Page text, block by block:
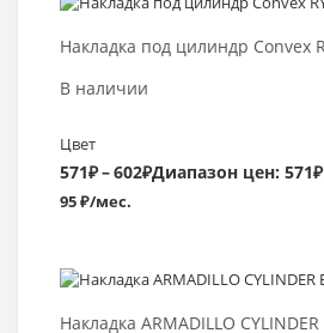
Накладка под цилиндр Convex
В наличии
Цвет
571₽–602₽Диапазон цен: 571₽
95 ₽/мес.
Выбрать >
Накладка ARMADILLO CYLINDER
Выбрать >